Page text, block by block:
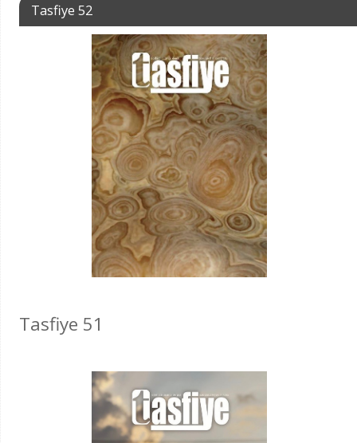
Tasfiye 52
Tasfiye 51